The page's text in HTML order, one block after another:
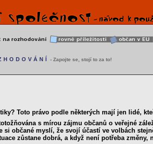
- Zapojte se, stojí to za to!
Toto právo podle některých mají jen lidé,
s mírou zájmu občanů o veřejné
si občané myslí, že svojí účastí ve volbách
zůstane dobrá, a když není potřeba změny,